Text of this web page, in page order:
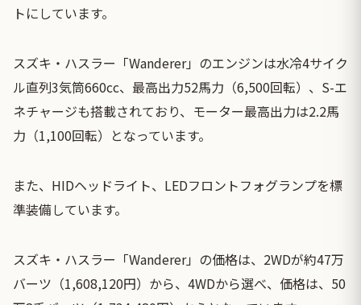
トにしています。
スズキ・ハスラー「Wanderer」のエンジンは水冷4サイク
ル直列3気筒660cc、最高出力52馬力（6,500回転）、S-エ
ネチャージも搭載されており、モーター最高出力は2.2馬
力（1,100回転）となっています。
また、HIDヘッドライト、LEDフロントフォグランプを標
準装備しています。
スズキ・ハスラー「Wanderer」の価格は、2WDが約47万
バーツ（1,608,120円）から、4WDから選べ、価格は、50